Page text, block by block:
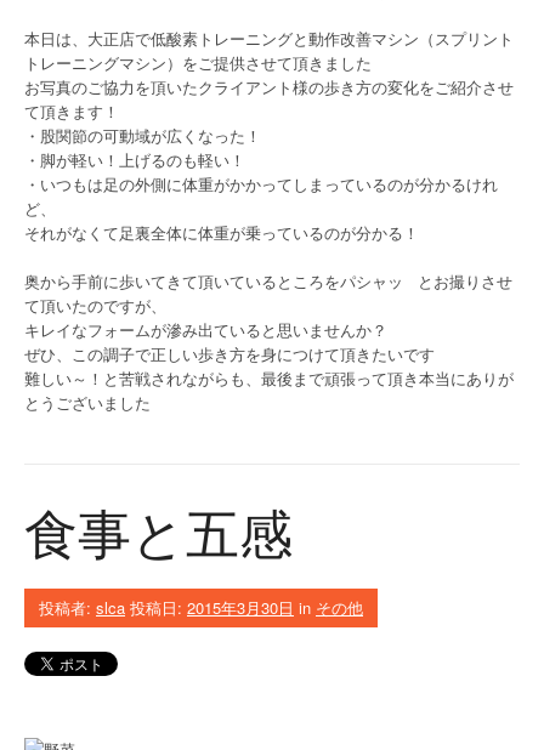
本日は、大正店で低酸素トレーニングと動作改善マシン（スプリント
トレーニングマシン）をご提供させて頂きました
お写真のご協力を頂いたクライアント様の歩き方の変化をご紹介させ
て頂きます！
・股関節の可動域が広くなった！
・脚が軽い！上げるのも軽い！
・いつもは足の外側に体重がかかってしまっているのが分かるけれ
ど、
それがなくて足裏全体に体重が乗っているのが分かる！
奥から手前に歩いてきて頂いているところをパシャッ
とお撮りさせ
て頂いたのですが、
キレイなフォームが滲み出ていると思いませんか？
ぜひ、この調子で正しい歩き方を身につけて頂きたいです
難しい～！と苦戦されながらも、最後まで頑張って頂き本当にありが
とうございました
食事と五感
投稿者: slca 投稿日: 2015年3月30日 in その他